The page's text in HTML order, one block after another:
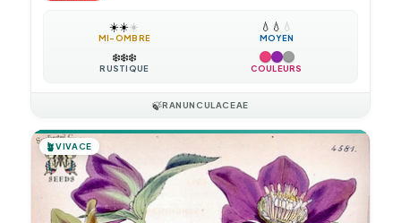
☀️☀️☀️
MI-OMBRE
💧 💧 💧
MOYEN
❄️❄️❄️
RUSTIQUE COULEURS
🍃RANUNCULACEAE
🪴VIVACE